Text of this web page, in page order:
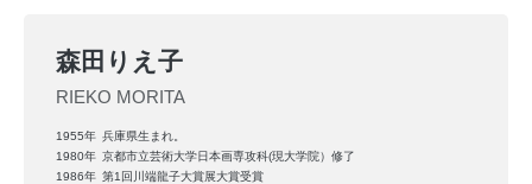
森田りえ子
RIEKO MORITA
1955年 兵庫県生まれ。
1980年 京都市立芸術大学日本画専攻科(現大学院）修了
1986年 第1回川端龍子大賞展大賞受賞